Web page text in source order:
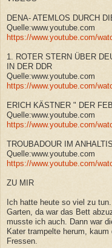
DENA- ATEMLOS DURCH
Quelle:www.youtube.com
https://www.youtube.com/
1. ROTER STERN ÜBER
IN DER DDR
Quelle:www.youtube.com
https://www.youtube.com/
ERICH KÄSTNER " DER
Quelle:www.youtube.com
https://www.youtube.com/
TROUBADOUR IM
Quelle:www.youtube.com
https://www.youtube.com/
ZU MIR
Ich hatte heute so viel zu
Garten, da war das Bett
musste ich auch. Dann war
Kater trampelte herum,
Fressen.